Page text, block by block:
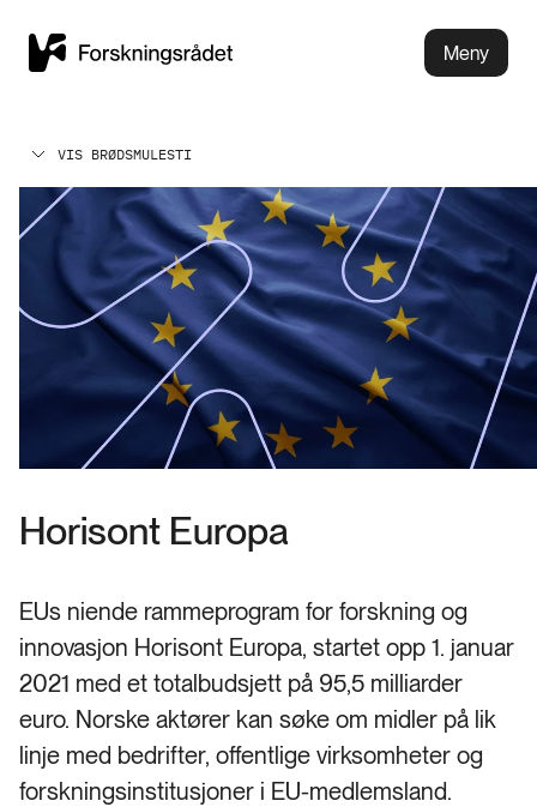
Meny
VIS BRØDSMULESTI
Horisont Europa
EUs niende rammeprogram for forskning og
innovasjon Horisont Europa, startet opp 1. januar
2021 med et totalbudsjett på 95,5 milliarder
euro. Norske aktører kan søke om midler på lik
linje med bedrifter, offentlige virksomheter og
forskningsinstitusjoner i EU-medlemsland.